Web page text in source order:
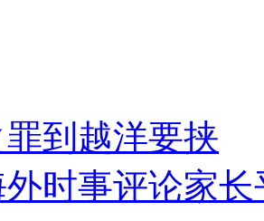
到越洋要挟
时事评论家长